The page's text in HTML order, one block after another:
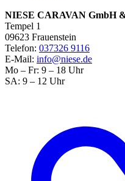
NIESE CARAVAN GmbH
Tempel 1
09623 Frauenstein
Telefon: 037326 9116
E-Mail: info@niese.de
Mo – Fr: 9 – 18 Uhr
SA: 9 – 12 Uhr